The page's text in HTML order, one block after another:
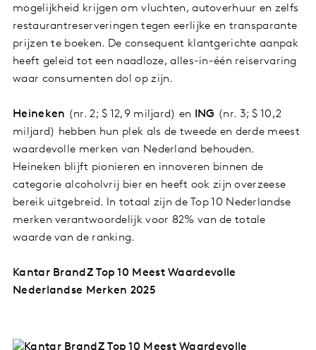
mogelijkheid krijgen om vluchten, autoverhuur en zelfs
restaurantreserveringen tegen eerlijke en transparante
prijzen te boeken. De consequent klantgerichte aanpak
heeft geleid tot een naadloze, alles-in-één reiservaring
waar consumenten dol op zijn.
Heineken (nr. 2; $ 12,9 miljard) en ING (nr. 3; $ 10,2
miljard) hebben hun plek als de tweede en derde meest
waardevolle merken van Nederland behouden.
Heineken blijft pionieren en innoveren binnen de
categorie alcoholvrij bier en heeft ook zijn overzeese
bereik uitgebreid. In totaal zijn de Top 10 Nederlandse
merken verantwoordelijk voor 82% van de totale
waarde van de ranking.
Kantar BrandZ Top 10 Meest Waardevolle
Nederlandse Merken 2025